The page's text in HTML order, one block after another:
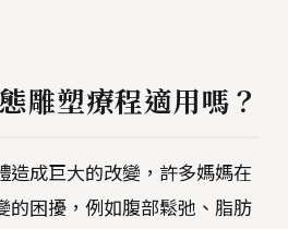
雕塑療程適用嗎？
造成巨大的改變，許多媽媽在
的困擾，例如腹部鬆弛、脂肪